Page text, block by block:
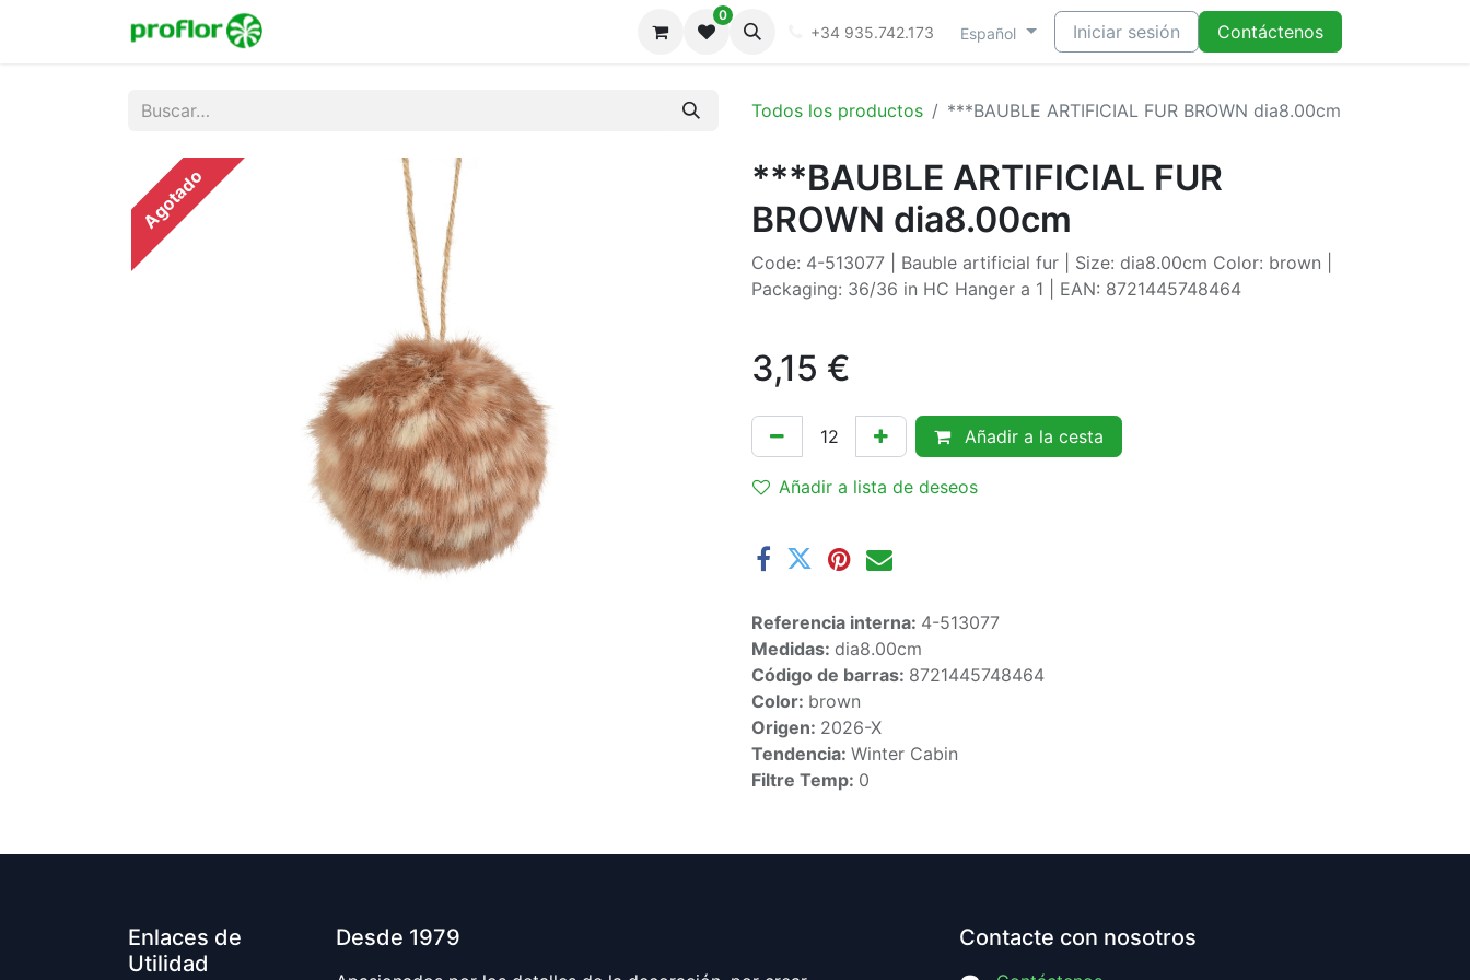
0
+34 935.742.173 Español Iniciar sesión Contáctenos
Todos los productos ***BAUBLE ARTIFICIAL FUR BROWN dia8.00cm
Agotado
***BAUBLE ARTIFICIAL FUR
BROWN dia8.00cm
Code: 4-513077 | Bauble artificial fur | Size: dia8.00cm Color: brown |
Packaging: 36/36 in HC Hanger a 1 | EAN: 8721445748464
3,15 €
Añadir a la cesta
Añadir a lista de deseos
Referencia interna: 4-513077
Medidas: dia8.00cm
Código de barras: 8721445748464
Color: brown
Origen: 2026-X
Tendencia: Winter Cabin
Filtre Temp: 0
Enlaces de
Utilidad
Desde 1979 Contacte con nosotros